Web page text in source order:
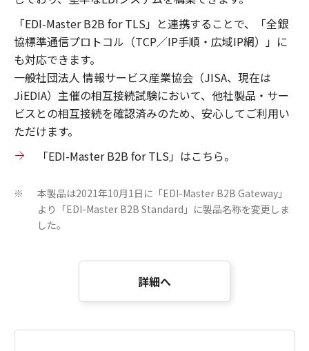
「EDI-Master B2B for TLS」と連携することで、「全銀
協標準通信プロトコル（TCP／IP手順・広域IP網）」に
も対応できます。
一般社団法人 情報サービス産業協会（JISA、現在は
JiEDIA）主催の相互接続試験において、他社製品・サー
ビスとの相互接続を確認済みのため、安心してご利用い
ただけます。
「EDI-Master B2B for TLS」はこちら。
※
本製品は2021年10月1日に「EDI-Master B2B Gateway」
より「EDI-Master B2B Standard」に製品名称を変更しま
した。
詳細へ